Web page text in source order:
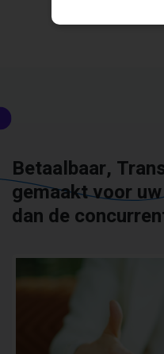
Betaalbaar,
gemaakt voor
dan de